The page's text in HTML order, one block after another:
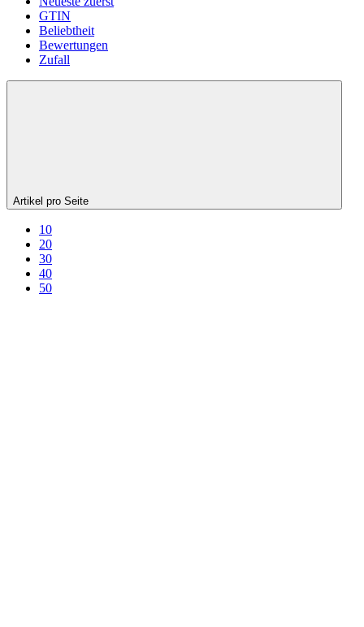
GTIN
Beliebtheit
Bewertungen
Zufall
Artikel pro Seite
10
20
30
40
50